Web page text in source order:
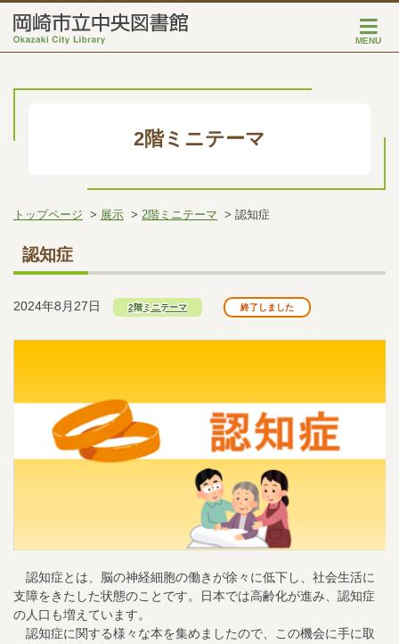
MENU
2階ミニテーマ
トップページ 展示 2階ミニテーマ 認知症
認知症
2024年8月27日 2階ミニテーマ 終了しました
認知症とは、脳の神経細胞の働きが徐々に低下し、社会生活に
支障をきたした状態のことです。日本では高齢化が進み、認知症
の人口も増えています。
認知症に関する様々な本を集めましたので、この機会に手に取